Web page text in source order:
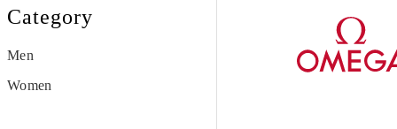
Category
Men
Women